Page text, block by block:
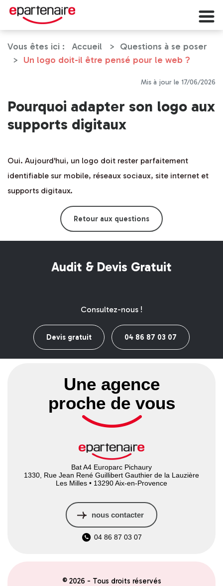
Vous êtes ici : Accueil
Questions à se poser
Un logo doit-il être pensé pour le web ?
Mis à jour le 17/06/2026
Pourquoi adapter son logo aux
supports digitaux
Oui. Aujourd'hui, un logo doit rester parfaitement
identifiable sur mobile, réseaux sociaux, site internet et
supports digitaux.
Retour aux questions
Audit & Devis Gratuit
Consultez-nous !
Devis gratuit 04 86 87 03 07
Une agence
proche de vous
Bat A4 Europarc Pichaury
1330, Rue Jean René Guillibert Gauthier de la Lauzière
Les Milles • 13290 Aix-en-Provence
nous contacter
04 86 87 03 07
© 2026 - Tous droits réservés